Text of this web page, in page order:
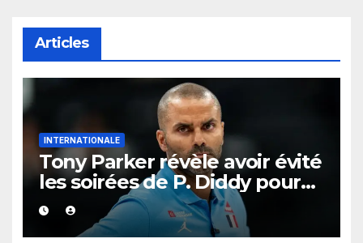
Articles
INTERNATIONALE
Tony Parker révèle avoir évité
les soirées de P. Diddy pour
protéger Eva Longoria